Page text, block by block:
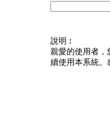
說明︰
親愛的使用者
續使用本系統。